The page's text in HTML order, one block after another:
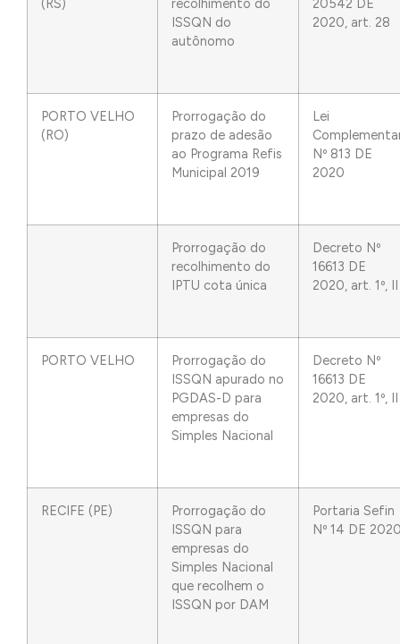
(RS)
recolhimento do
ISSQN do
autônomo
20542 DE
2020, art. 28
PORTO VELHO
(RO)
Prorrogação do
prazo de adesão
ao Programa Refis
Municipal 2019
Lei
Nº 813 DE
2020
Prorrogação do
recolhimento do
IPTU cota única
Decreto Nº
16613 DE
2020, art. 1º, II
PORTO VELHO
Prorrogação do
ISSQN apurado no
PGDAS-D para
empresas do
Simples Nacional
Decreto Nº
16613 DE
2020, art. 1º, II
RECIFE (PE)
Prorrogação do
ISSQN para
empresas do
Simples Nacional
que recolhem o
ISSQN por DAM
Portaria Sefin
Nº 14 DE